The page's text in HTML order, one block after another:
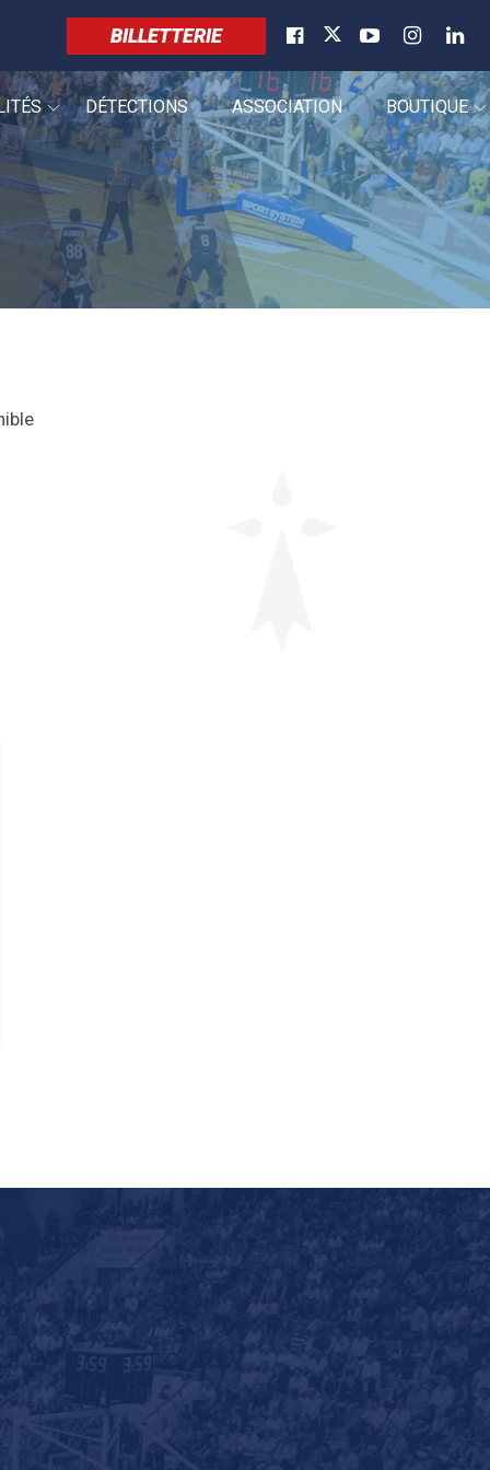
BILLETTERIE
DÉTECTIONS ASSOCIATION BOUTIQUE